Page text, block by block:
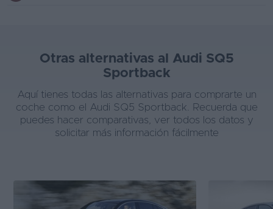
Otras alternativas al Audi SQ5
Sportback
Aquí tienes todas las alternativas para comprarte un
coche como el Audi SQ5 Sportback. Recuerda que
puedes hacer comparativas, ver todos los datos y
solicitar más información fácilmente